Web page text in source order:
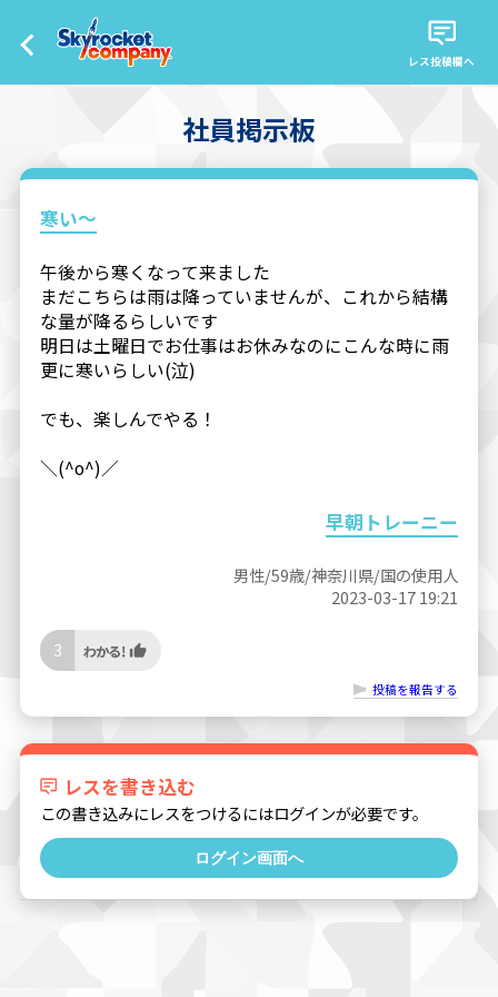
レス投稿欄へ
社員掲示板
寒い〜
午後から寒くなって来ました
まだこちらは雨は降っていませんが、これから結構
な量が降るらしいです
明日は土曜日でお仕事はお休みなのにこんな時に雨
更に寒いらしい(泣)
でも、楽しんでやる！
＼(^o^)／
早朝トレーニー
男性/59歳/神奈川県/国の使用人
2023-03-17 19:21
3
投稿を報告する
レスを書き込む
この書き込みにレスをつけるにはログインが必要です。
ログイン画面へ